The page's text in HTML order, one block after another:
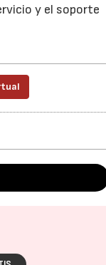
y el soporte